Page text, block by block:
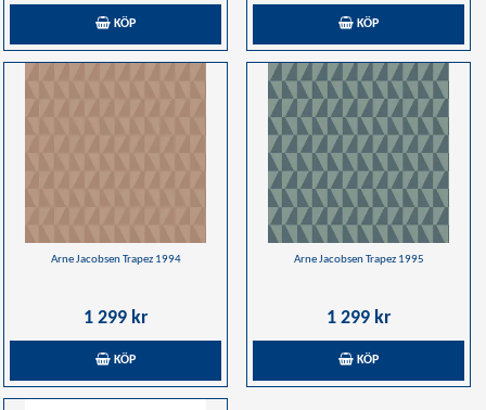
KÖP KÖP
Arne Jacobsen Trapez 1994
1 299 kr
KÖP
Arne Jacobsen Trapez 1995
1 299 kr
KÖP